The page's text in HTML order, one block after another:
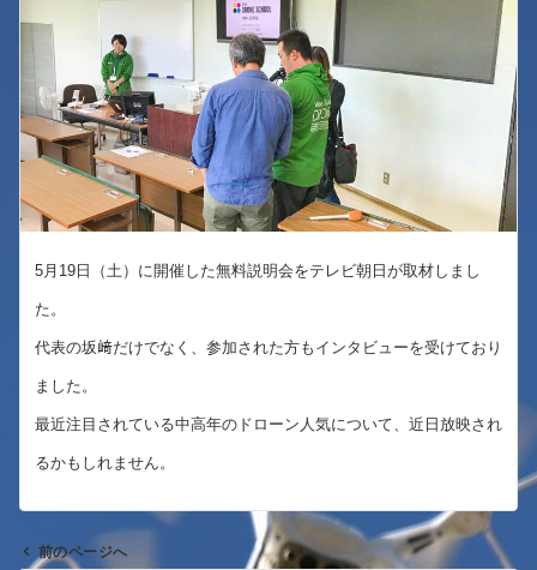
5月19日（土） に開催した無料説明会をテレビ朝日が取材しまし
た。
代表の坂﨑だけでなく、 参加された方もインタビューを受けており
ました。
最近注目されている中高年のドローン人気について、 近日放映され
るかもしれません。
前のページへ